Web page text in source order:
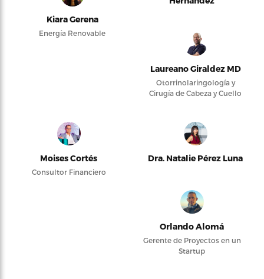
Kiara Gerena
Energía Renovable
Laureano Giraldez MD
Otorrinolaringología y
Cirugía de Cabeza y Cuello
Moises Cortés
Consultor Financiero
Dra. Natalie Pérez Luna
Orlando Alomá
Gerente de Proyectos en un
Startup